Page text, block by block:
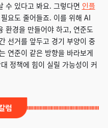
수 있다고 봐요. 그렇다면 인플
요도 줄어들죠. 이를 위해 AI
환경을 만들어야 하고, 연준도
선거를 앞두고 경기 부양이 중
연준이 같은 방향을 바라보게
정책에 힘이 실릴 가능성이 커